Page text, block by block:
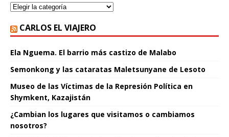
CARLOS EL VIAJERO
Ela Nguema. El barrio más castizo de Malabo
Semonkong y las cataratas Maletsunyane de Lesoto
Museo de las Víctimas de la Represión Política en
Shymkent, Kazajistán
¿Cambian los lugares que visitamos o cambiamos
nosotros?